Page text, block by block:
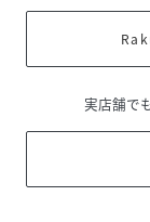
実店舗で